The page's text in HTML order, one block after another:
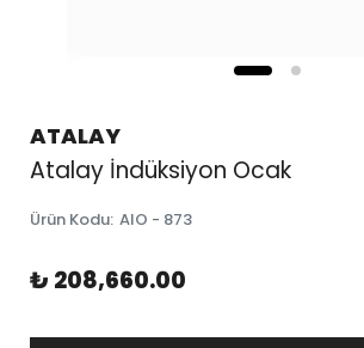
ATALAY
Atalay İndüksiyon Ocak
Ürün Kodu: AIO - 873
₺ 208,660.00